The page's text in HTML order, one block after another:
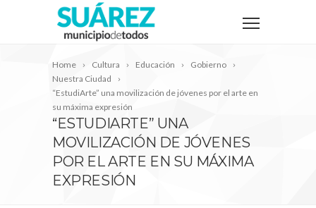
Home Cultura Educación
Gobierno
Nuestra Ciudad
“EstudiArte” una movilización de jóvenes por el arte en
su máxima expresión
“ESTUDIARTE” UNA
MOVILIZACIÓN DE JÓVENES
POR EL ARTE EN SU MÁXIMA
EXPRESIÓN